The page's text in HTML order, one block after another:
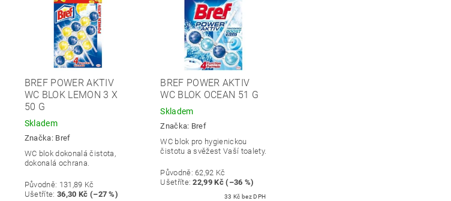
BREF POWER AKTIV
WC BLOK LEMON 3 X
50 G
Skladem
Značka: Bref
WC blok dokonalá čistota,
dokonalá ochrana.
Původně: 131,89 Kč
Ušetříte:36,30 Kč (–27 %)
BREF POWER AKTIV
WC BLOK OCEAN 51 G
Skladem
Značka: Bref
WC blok pro hygienickou
čistotu a svěžest Vaší toalety.
Původně:62,92 Kč
Ušetříte:22,99 Kč (–36 %)
33 Kč bez DPH